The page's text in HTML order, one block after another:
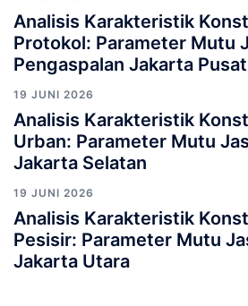
Analisis Karakteristik
Protokol: Parameter Mutu
Pengaspalan Jakarta Pusat
19 JUNI 2026
Analisis Karakteristik
Urban: Parameter Mutu
Jakarta Selatan
19 JUNI 2026
Analisis Karakteristik
Pesisir: Parameter Mutu
Jakarta Utara